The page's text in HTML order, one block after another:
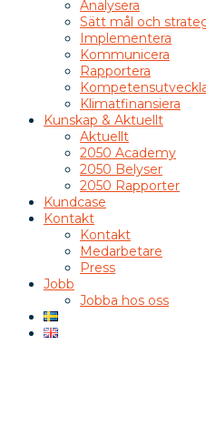
Analysera
Sätt mål och
Implementera
Kommunicera
Rapportera
Klimatfinansiera
Kunskap & Aktuellt
Aktuellt
2050 Academy
2050 Belyser
2050 Rapporter
Kundcase
Kontakt
Kontakt
Medarbetare
Press
Jobb
Jobba hos oss